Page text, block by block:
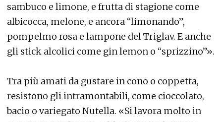
sambuco e limone, e frutta di stagione come
albicocca, melone, e ancora “limonando”,
pompelmo rosa e lampone del Triglav. E anche
gli stick alcolici come gin lemon o “sprizzino”».
Tra più amati da gustare in cono o coppetta,
resistono gli intramontabili, come cioccolato,
bacio o variegato Nutella. «Si lavora molto in